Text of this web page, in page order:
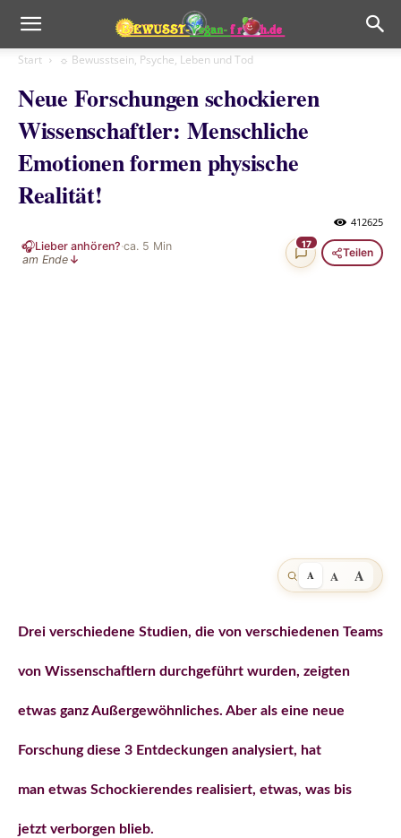
Start ☼ Bewusstsein, Psyche, Leben und Tod
Neue Forschungen schockieren
Wissenschaftler: Menschliche
Emotionen formen physische
Realität!
412625
🎧Lieber anhören?·ca. 5 Min
am Ende ↓
17
Teilen
A A A
Drei verschiedene Studien, die von verschiedenen Teams
von Wissenschaftlern durchgeführt wurden, zeigten
etwas ganz Außergewöhnliches. Aber als eine neue
Forschung diese 3 Entdeckungen analysiert, hat
man etwas Schockierendes realisiert, etwas, was bis
jetzt verborgen blieb.